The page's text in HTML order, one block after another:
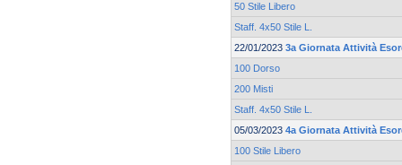
50 Stile Libero
Staff. 4x50 Stile L.
22/01/2023 3a Giornata Attività
100 Dorso
200 Misti
Staff. 4x50 Stile L.
05/03/2023 4a Giornata Attività
100 Stile Libero